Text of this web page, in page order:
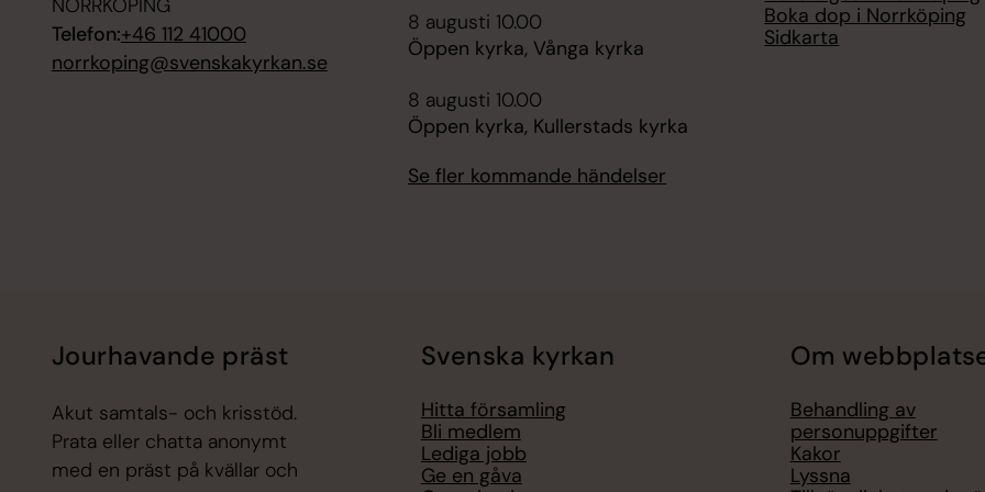
NORRKÖPING
Telefon:+46 112 41000
norrkoping@svenskakyrkan.se
8 augusti 10.00
Öppen kyrka, Vånga kyrka
8 augusti 10.00
Öppen kyrka, Kullerstads kyrka
Se fler kommande händelser
Boka dop i Norrköping
Sidkarta
Jourhavande präst
Akut samtals- och krisstöd.
Prata eller chatta anonymt
med en präst på kvällar och
Svenska kyrkan
Hitta församling
Bli medlem
Lediga jobb
Ge en gåva
Om
Behandling av
personuppgifter
Kakor
Lyssna